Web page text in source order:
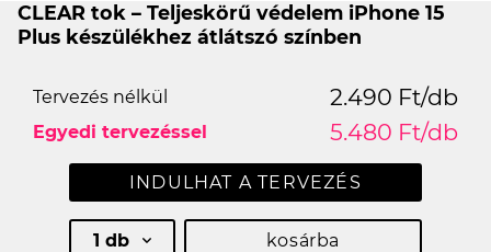
CLEAR tok – Teljeskörű védelem iPhone 15
Plus készülékhez átlátszó színben
Tervezés nélkül 2.490 Ft/db
Egyedi tervezéssel 5.480 Ft/db
INDULHAT A TERVEZÉS
1 db kosárba